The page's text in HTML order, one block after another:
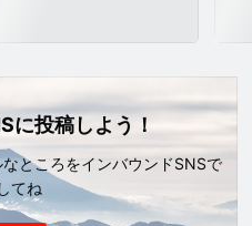
に投稿しよう！
ところをインバウンドSNSで
てね